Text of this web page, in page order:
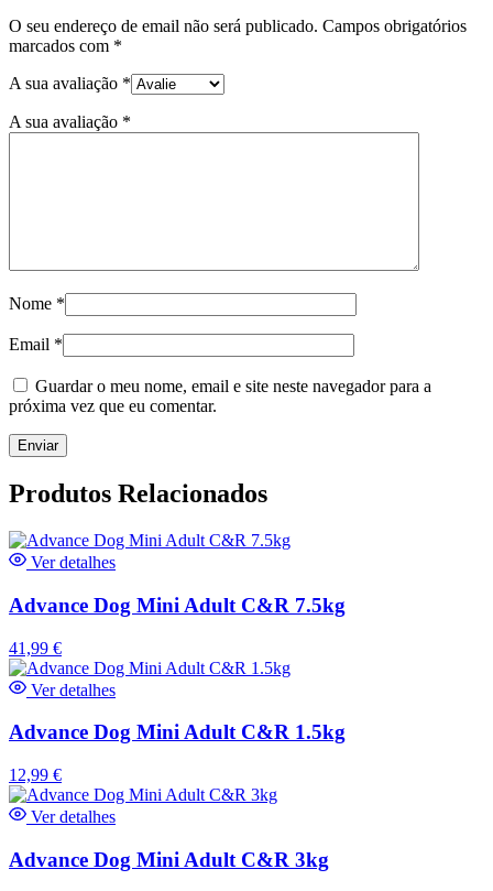
O seu endereço de email não será publicado. Campos obrigatórios
marcados com *
A sua avaliação *
A sua avaliação *
Nome *
Email *
Guardar o meu nome, email e site neste navegador para a
próxima vez que eu comentar.
Produtos Relacionados
Ver detalhes
Advance Dog Mini Adult C&R 7.5kg
41,99 €
Ver detalhes
Advance Dog Mini Adult C&R 1.5kg
12,99 €
Ver detalhes
Advance Dog Mini Adult C&R 3kg